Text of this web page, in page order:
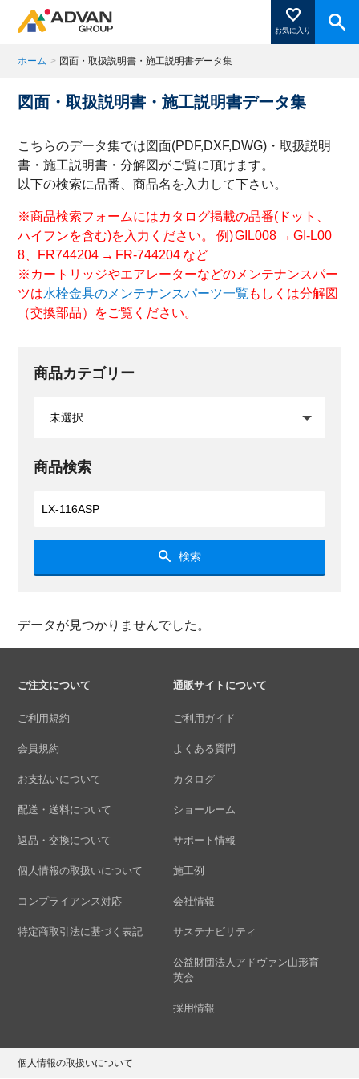
お気に入り
商品ページにある「お気に入り登録」を押すと登録した
商品がここに表示されます。
ホーム > 図面・取扱説明書・施工説明書データ集
図面・取扱説明書・施工説明書データ集
こちらのデータ集では図面(PDF,DXF,DWG)・取扱説明
書・施工説明書・分解図がご覧に頂けます。
以下の検索に品番、商品名を入力して下さい。
※商品検索フォームにはカタログ掲載の品番(ドット、
ハイフンを含む)を入力ください。 例) GIL008 → GI-L00
8、FR744204 → FR-744204 など
※カートリッジやエアレーターなどのメンテナンスパー
ツは水栓金具のメンテナンスパーツ一覧 もしくは分解図
（交換部品）をご覧ください。
商品カテゴリー
商品検索
検索
データが見つかりませんでした。
ご注文について
ご利用規約
会員規約
お支払いについて
配送・送料について
返品・交換について
個人情報の取扱いについて
コンプライアンス対応
特定商取引法に基づく表記
通販サイトについて
ご利用ガイド
よくある質問
カタログ
ショールーム
サポート情報
施工例
会社情報
サステナビリティ
公益財団法人アドヴァン山形育
英会
採用情報
個人情報の取扱いについて